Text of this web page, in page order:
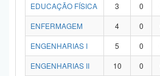
EDUCAÇÃO FÍSICA
3 0
ENFERMAGEM
4 0
ENGENHARIAS I
5 0
ENGENHARIAS II
10 0